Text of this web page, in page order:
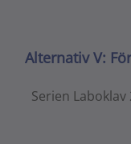
Alternativ V:
Serien